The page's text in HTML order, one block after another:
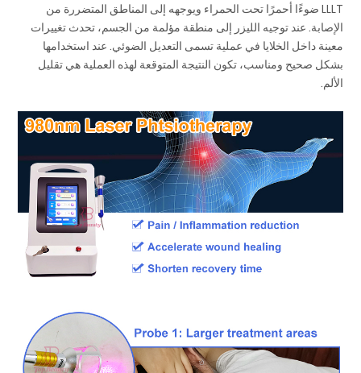
LLLT ضوءًا أحمرًا تحت الحمراء ويوجهه إلى المناطق المتضررة من
الإصابة. عند توجيه الليزر إلى منطقة مؤلمة من الجسم، تحدث تغييرات
معينة داخل الخلايا في عملية تسمى التعديل الضوئي. عند استخدامها
بشكل صحيح ومناسب، تكون النتيجة المتوقعة لهذه العملية هي تقليل
الألم.